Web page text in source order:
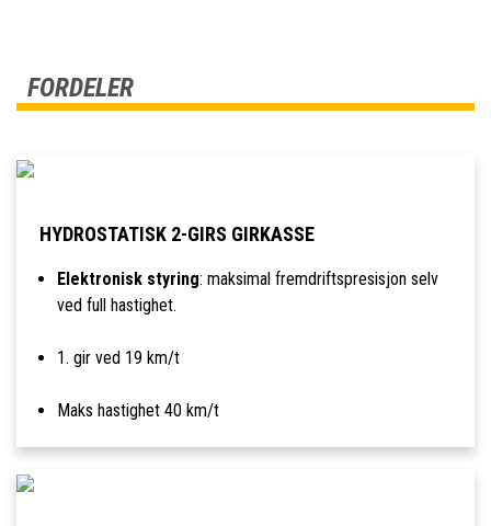
FORDELER
HYDROSTATISK 2-GIRS GIRKASSE
Elektronisk styring: maksimal fremdriftspresisjon selv
ved full hastighet.
1. gir ved 19 km/t
Maks hastighet 40 km/t